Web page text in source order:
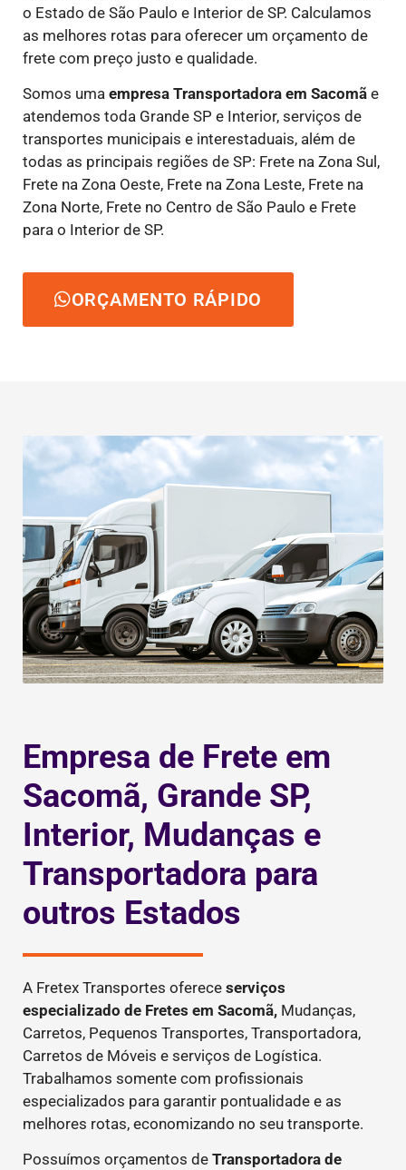
o Estado de São Paulo e Interior de SP. Calculamos
as melhores rotas para oferecer um orçamento de
frete com preço justo e qualidade.
Somos uma empresa Transportadora em Sacomã e
atendemos toda Grande SP e Interior, serviços de
transportes municipais e interestaduais, além de
todas as principais regiões de SP: Frete na Zona Sul,
Frete na Zona Oeste, Frete na Zona Leste, Frete na
Zona Norte, Frete no Centro de São Paulo e Frete
para o Interior de SP.
ORÇAMENTO RÁPIDO
Empresa de Frete em
Sacomã, Grande SP,
Interior, Mudanças e
Transportadora para
outros Estados
A Fretex Transportes oferece serviços
especializado de Fretes em Sacomã, Mudanças,
Carretos, Pequenos Transportes, Transportadora,
Carretos de Móveis e serviços de Logística.
Trabalhamos somente com profissionais
especializados para garantir pontualidade e as
melhores rotas, economizando no seu transporte.
Possuímos orçamentos de Transportadora de